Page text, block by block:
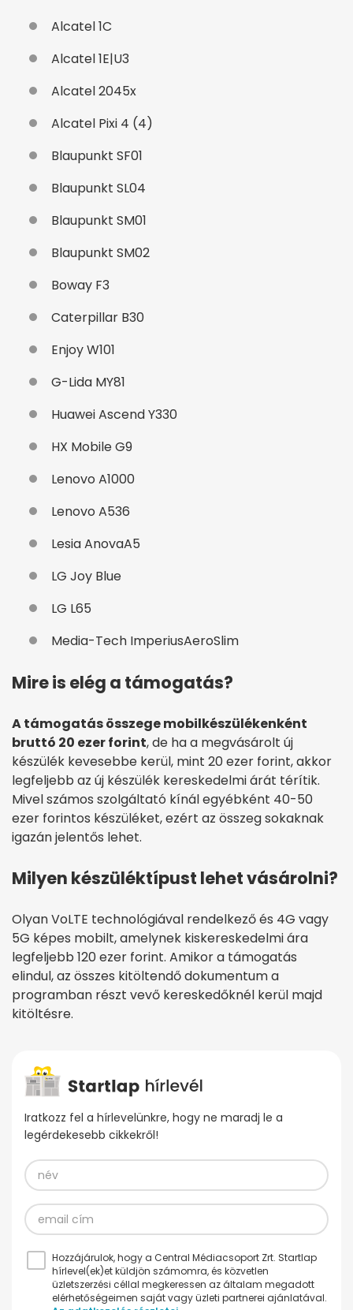
Alcatel 1C
Alcatel 1E|U3
Alcatel 2045x
Alcatel Pixi 4 (4)
Blaupunkt SF01
Blaupunkt SL04
Blaupunkt SM01
Blaupunkt SM02
Boway F3
Caterpillar B30
Enjoy W101
G-Lida MY81
Huawei Ascend Y330
HX Mobile G9
Lenovo A1000
Lenovo A536
Lesia AnovaA5
LG Joy Blue
LG L65
Media-Tech ImperiusAeroSlim
Mire is elég a támogatás?
A támogatás összege mobilkészülékenként
bruttó 20 ezer forint, de ha a megvásárolt új
készülék kevesebbe kerül, mint 20 ezer forint, akkor
legfeljebb az új készülék kereskedelmi árát térítik.
Mivel számos szolgáltató kínál egyébként 40-50
ezer forintos készüléket, ezért az összeg sokaknak
igazán jelentős lehet.
Milyen készüléktípust lehet vásárolni?
Olyan VoLTE technológiával rendelkező és 4G vagy
5G képes mobilt, amelynek kiskereskedelmi ára
legfeljebb 120 ezer forint. Amikor a támogatás
elindul, az összes kitöltendő dokumentum a
programban részt vevő kereskedőknél kerül majd
kitöltésre.
Iratkozz fel a hírlevelünkre, hogy ne maradj le a
legérdekesebb cikkekről!
Hozzájárulok, hogy a Central Médiacsoport Zrt. Startlap
hírlevel(ek)et küldjön számomra, és közvetlen
üzletszerzési céllal megkeressen az általam megadott
elérhetőségeimen saját vagy üzleti partnerei ajánlatával.